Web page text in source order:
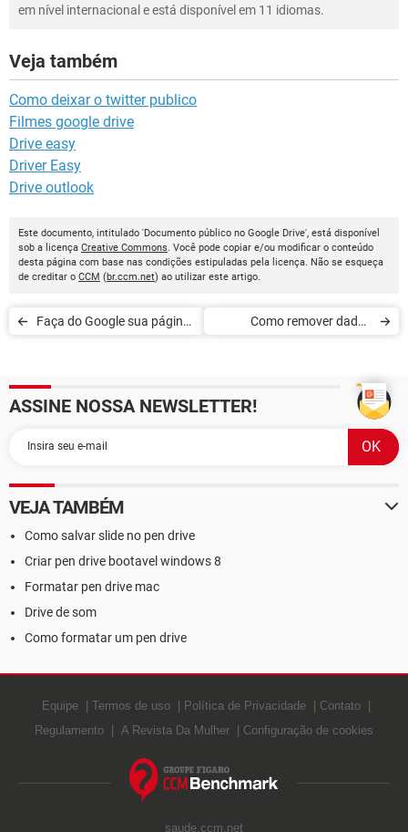
em nível internacional e está disponível em 11 idiomas.
Veja também
Como deixar o twitter publico
Filmes google drive
Drive easy
Driver Easy
Drive outlook
Este documento, intitulado 'Documento público no Google Drive', está disponível
sob a licença Creative Commons. Você pode copiar e/ou modificar o conteúdo
desta página com base nas condições estipuladas pela licença. Não se esqueça
de creditar o CCM (br.ccm.net) ao utilizar este artigo.
Faça do Google sua página
Como remover dados
ASSINE NOSSA NEWSLETTER!
VEJA TAMBÉM
Como salvar slide no pen drive
Criar pen drive bootavel windows 8
Formatar pen drive mac
Drive de som
Como formatar um pen drive
Equipe Termos de uso Política de Privacidade
Contato
Regulamento
A Revista Da Mulher Configuração de cookies
saude.ccm.net